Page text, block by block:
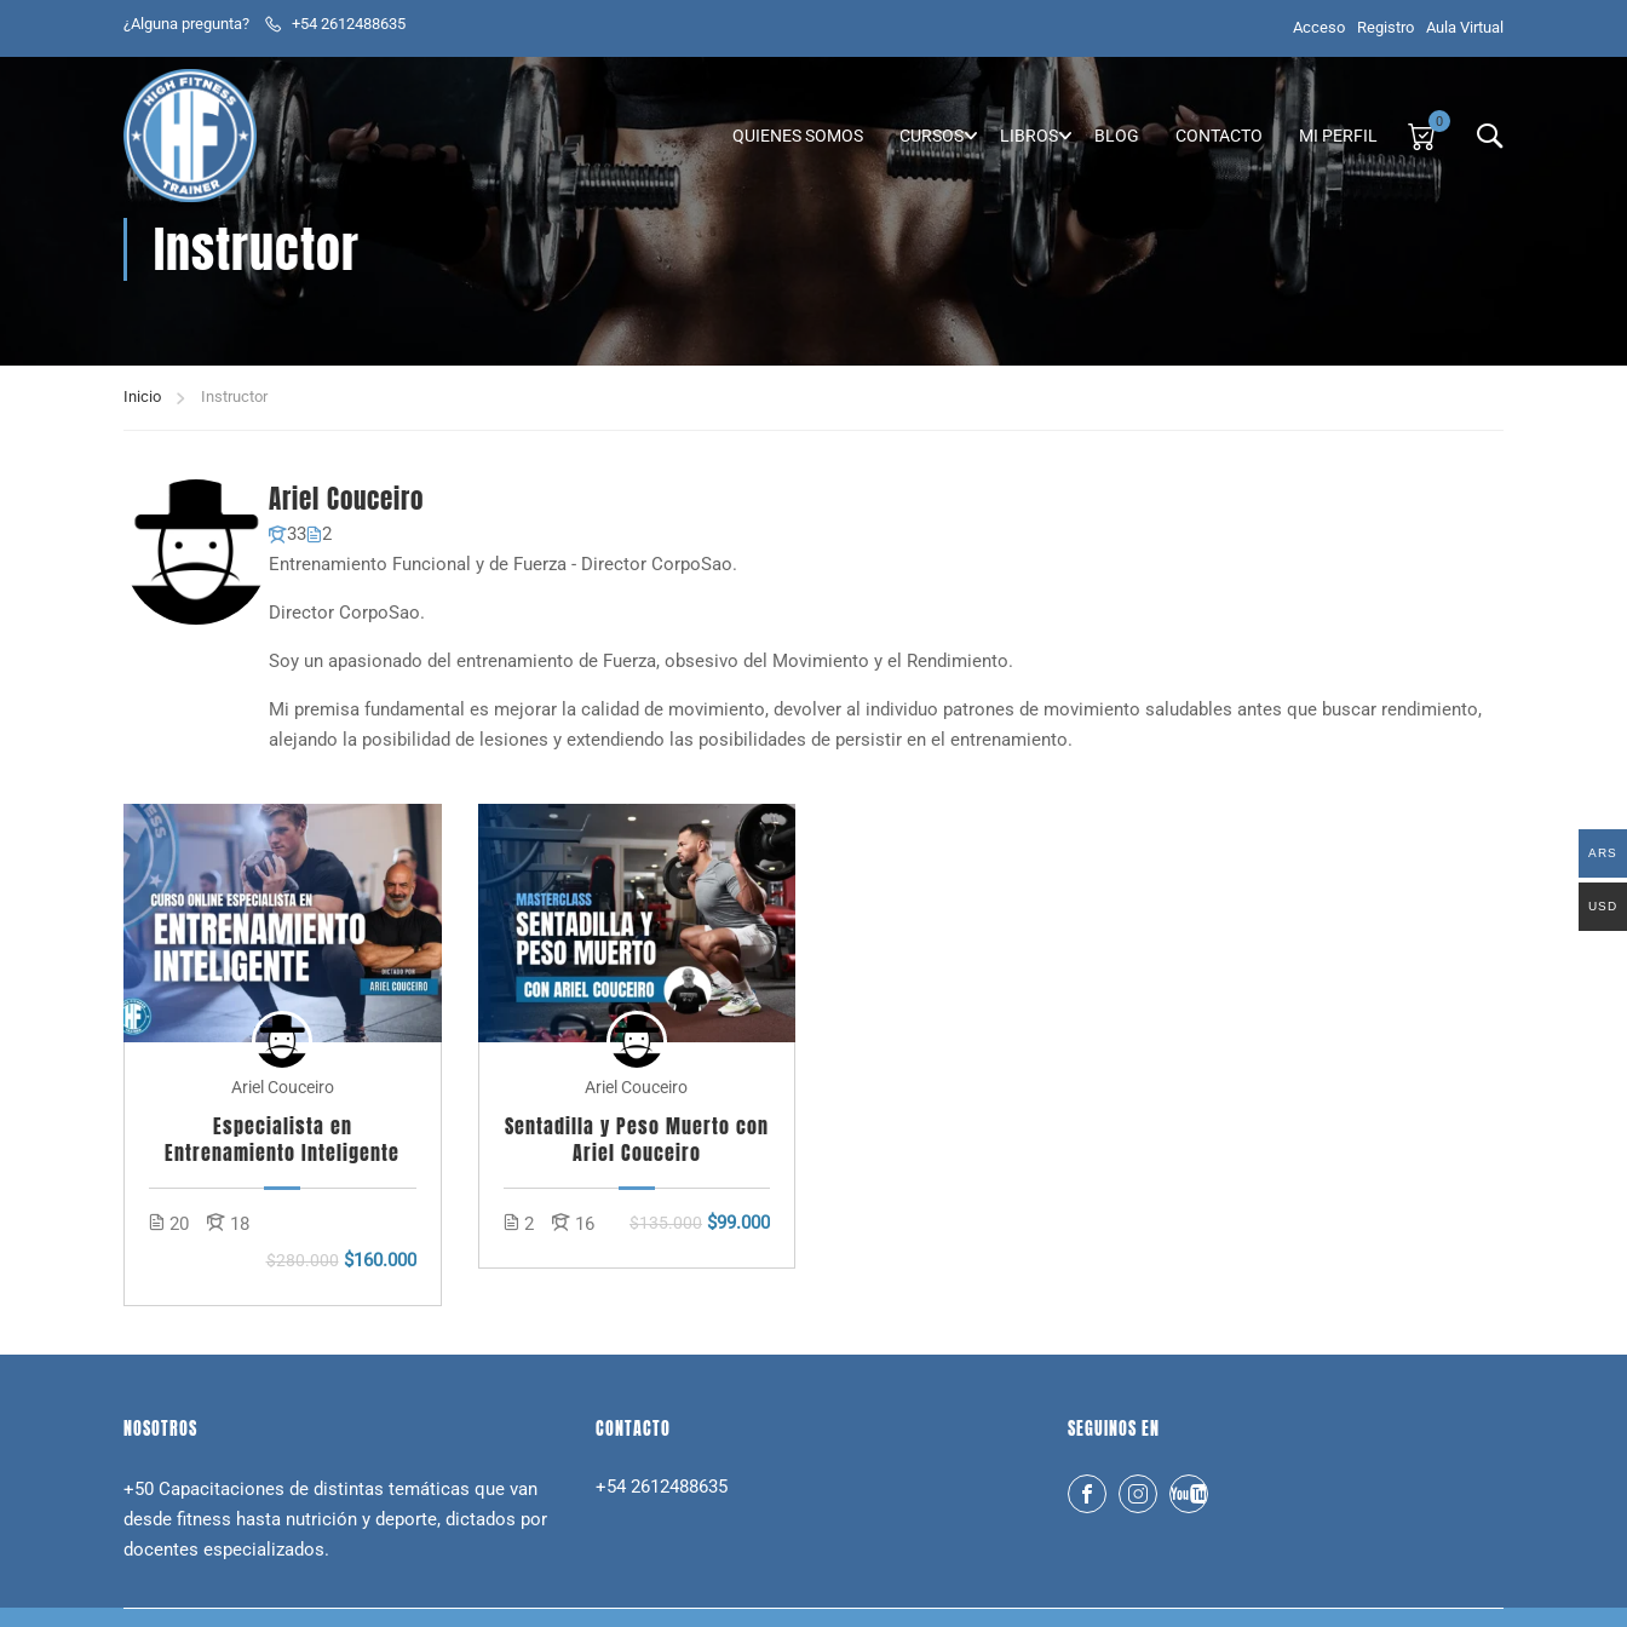
¿Alguna pregunta? +54 2612488635 Acceso Registro Aula Virtual
QUIENES SOMOS CURSOS LIBROS BLOG CONTACTO MI PERFIL
0
Instructor
Inicio Instructor
Ariel Couceiro
33
2
Entrenamiento Funcional y de Fuerza - Director CorpoSao.
Director CorpoSao.
Soy un apasionado del entrenamiento de Fuerza, obsesivo del Movimiento y el Rendimiento.
Mi premisa fundamental es mejorar la calidad de movimiento, devolver al individuo patrones de movimiento saludables antes que buscar rendimiento,
alejando la posibilidad de lesiones y extendiendo las posibilidades de persistir en el entrenamiento.
Ariel Couceiro
Especialista en
Entrenamiento Inteligente
20 18
$280.000 $160.000
Ariel Couceiro
Sentadilla y Peso Muerto con
Ariel Couceiro
2 16 $135.000 $99.000
NOSOTROS
+50 Capacitaciones de distintas temáticas que van
desde fitness hasta nutrición y deporte, dictados por
docentes especializados.
CONTACTO
+54 2612488635
SEGUINOS EN
ARS
USD